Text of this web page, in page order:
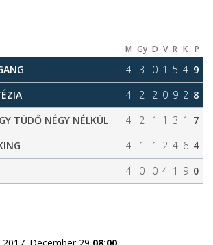
M Gy D V R K P
4 3 0 1 5 4 9
4 2 2 0 9 2 8
TÜDŐ NÉGY NÉLKÜL 4 2 1 1 3 1 7
4 1 1 2 4 6 4
4 0 0 4 1 9 0